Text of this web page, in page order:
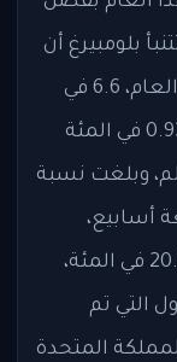
وتتنبأ بلومبيرغ أن
يبلغ معدل الدخل الإجمالي للفرد، هذا العام، 6.6 في
المئة. وبلغت نسبة التنمية البشرية 0.93 في المئة
وبلغت نسبة
أسابيع،
مقارنة بالفترة ذاتها في 2019، سالب 20.1 في المئة،
التي تم
المتحدة